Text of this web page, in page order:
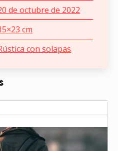
de octubre de 2022
cm
con solapas